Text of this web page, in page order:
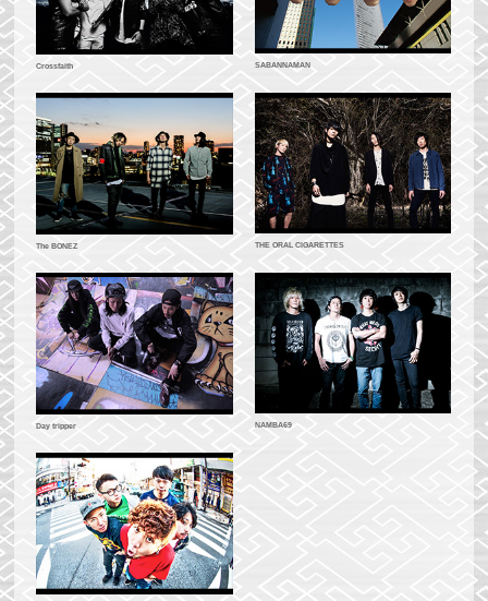
Crossfaith SABANNAMAN
The BONEZ THE ORAL CIGARETTES
Day tripper NAMBA69